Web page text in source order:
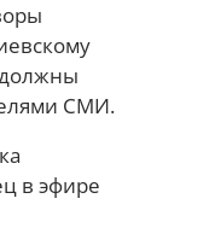
СМИ.
в эфире